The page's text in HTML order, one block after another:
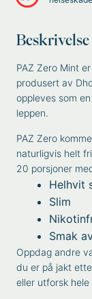
Beskrivelse
PAZ Zero Mint
produsert av
oppleves som
leppen.
PAZ Zero
naturligvis helt
20 porsjoner
Helhvit
Slim
Smak
Oppdag andre
du er på jakt
eller utforsk